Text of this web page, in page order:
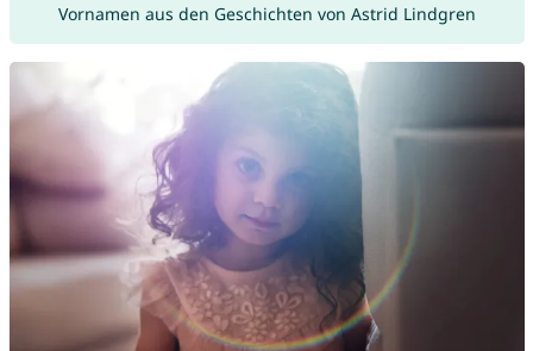
Vornamen aus den Geschichten von Astrid Lindgren